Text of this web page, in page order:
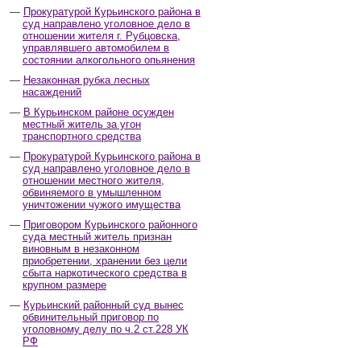
Прокуратурой Курьинского района в
суд направлено уголовное дело в
отношении жителя г. Рубцовска,
управлявшего автомобилем в
состоянии алкогольного опьянения
Незаконная рубка лесных
насаждений
В Курьинском районе осужден
местный житель за угон
транспортного средства
Прокуратурой Курьинского района в
суд направлено уголовное дело в
отношении местного жителя,
обвиняемого в умышленном
уничтожении чужого имущества
Приговором Курьинского районного
суда местный житель признан
виновным в незаконном
приобретении, хранении без цели
сбыта наркотического средства в
крупном размере
Курьинский районный суд вынес
обвинительный приговор по
уголовному делу по ч.2 ст.228 УК
РФ